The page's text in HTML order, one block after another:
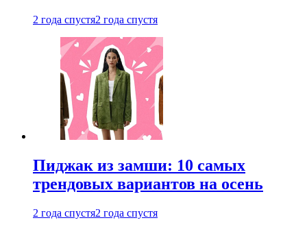
2 года спустя2 года спустя
Пиджак из замши: 10 самых
трендовых вариантов на осень
2 года спустя2 года спустя